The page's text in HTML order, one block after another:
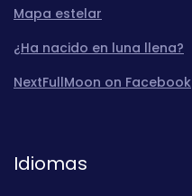
Mapa estelar
¿Ha nacido en luna llena?
NextFullMoon on Facebook
Idiomas